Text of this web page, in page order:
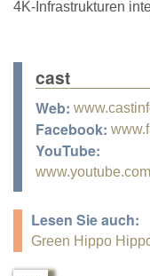
4K-Infrastrukturen
cast
Web:
Facebook:
YouTube:
Lesen Sie auch:
Green Hippo